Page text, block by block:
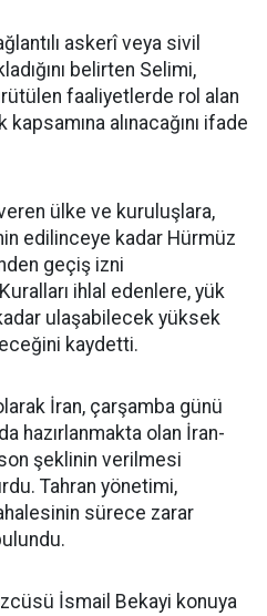
askerî veya sivil
belirten Selimi,
faaliyetlerde rol alan
alınacağını ifade
ülke ve kuruluşlara,
edilinceye kadar Hürmüz
geçiş izni
ihlal edenlere, yük
ulaşabilecek yüksek
kaydetti.
İran, çarşamba günü
hazırlanmakta olan İran-
şeklinin verilmesi
Tahran yönetimi,
sürece zarar
İsmail Bekayi konuya